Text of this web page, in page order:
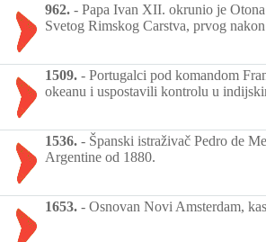
962. - Papa Ivan XII. okrunio je
Svetog Rimskog Carstva, prvog
1509. - Portugalci pod komandom
okeanu i uspostavili kontrolu u
1536. - Španski istraživač Pedro de
Argentine od 1880.
1653. - Osnovan Novi Amsterdam,